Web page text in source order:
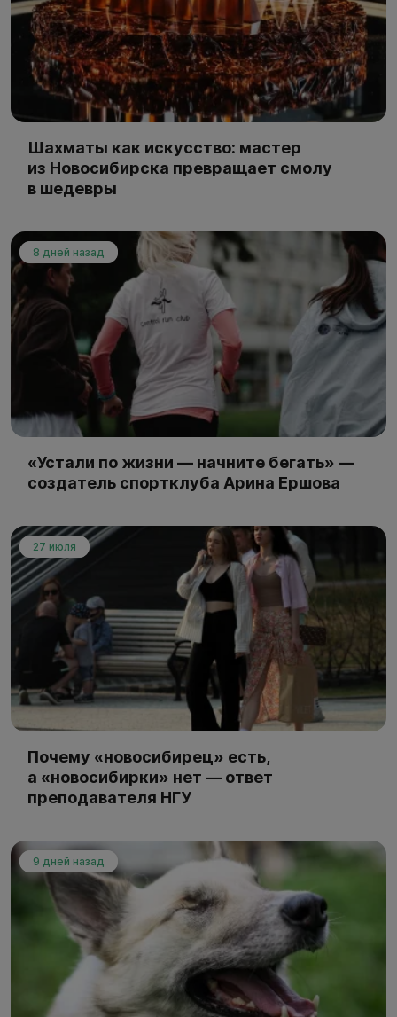
Шахматы как искусство: мастер
из Новосибирска превращает смолу
в шедевры
8 дней назад
«Устали по жизни — начните бегать» —
создатель спортклуба Арина Ершова
27 июля
Почему «новосибирец» есть,
а «новосибирки» нет — ответ
преподавателя НГУ
9 дней назад